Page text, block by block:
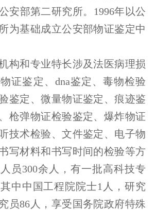
安部第二研究所。1996年以公
为基础成立公安部物证鉴定中
和专业特长涉及法医病理损
证鉴定、dna鉴定、毒物检验
鉴定、微量物证鉴定、痕迹鉴
枪弹物证检验鉴定、爆炸物证
技术检验、文件鉴定、电子物
写材料和书写时间的检验等方
员300余人，有一批高科技专
中中国工程院院士1人，研究
员86人，享受国务院政府特殊